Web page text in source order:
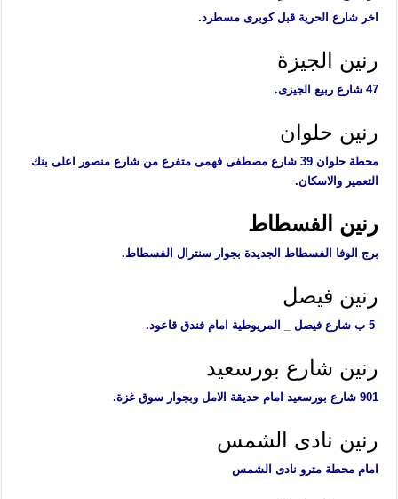
اخر شارع الحرية قبل كوبرى مسطرد.
رنين الجيزة
47 شارع ربيع الجيزى.
رنين حلوان
محطة حلوان 39 شارع مصطفى فهمى متفرع من شارع منصور اعلى بنك
التعمير والاسكان.
رنين الفسطاط
برج الوفا الفسطاط الجديدة بجوار سنترال الفسطاط.
رنين فيصل
رنين شارع بورسعيد
901 شارع بورسعيد امام حديقة الامل وبجوار سوق غزة.
رنين نادى الشمس
امام محطة مترو نادى الشمس